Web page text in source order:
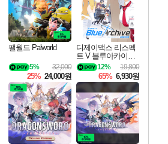
팰월드 Palworld
32,000
5%
25% 24,000원
디제이맥스 리스펙
트 V 블루아카이브
팩 DJMAX RESPE
CT V Blue Archive P
ack DLC
19,800
12%
65% 6,930원